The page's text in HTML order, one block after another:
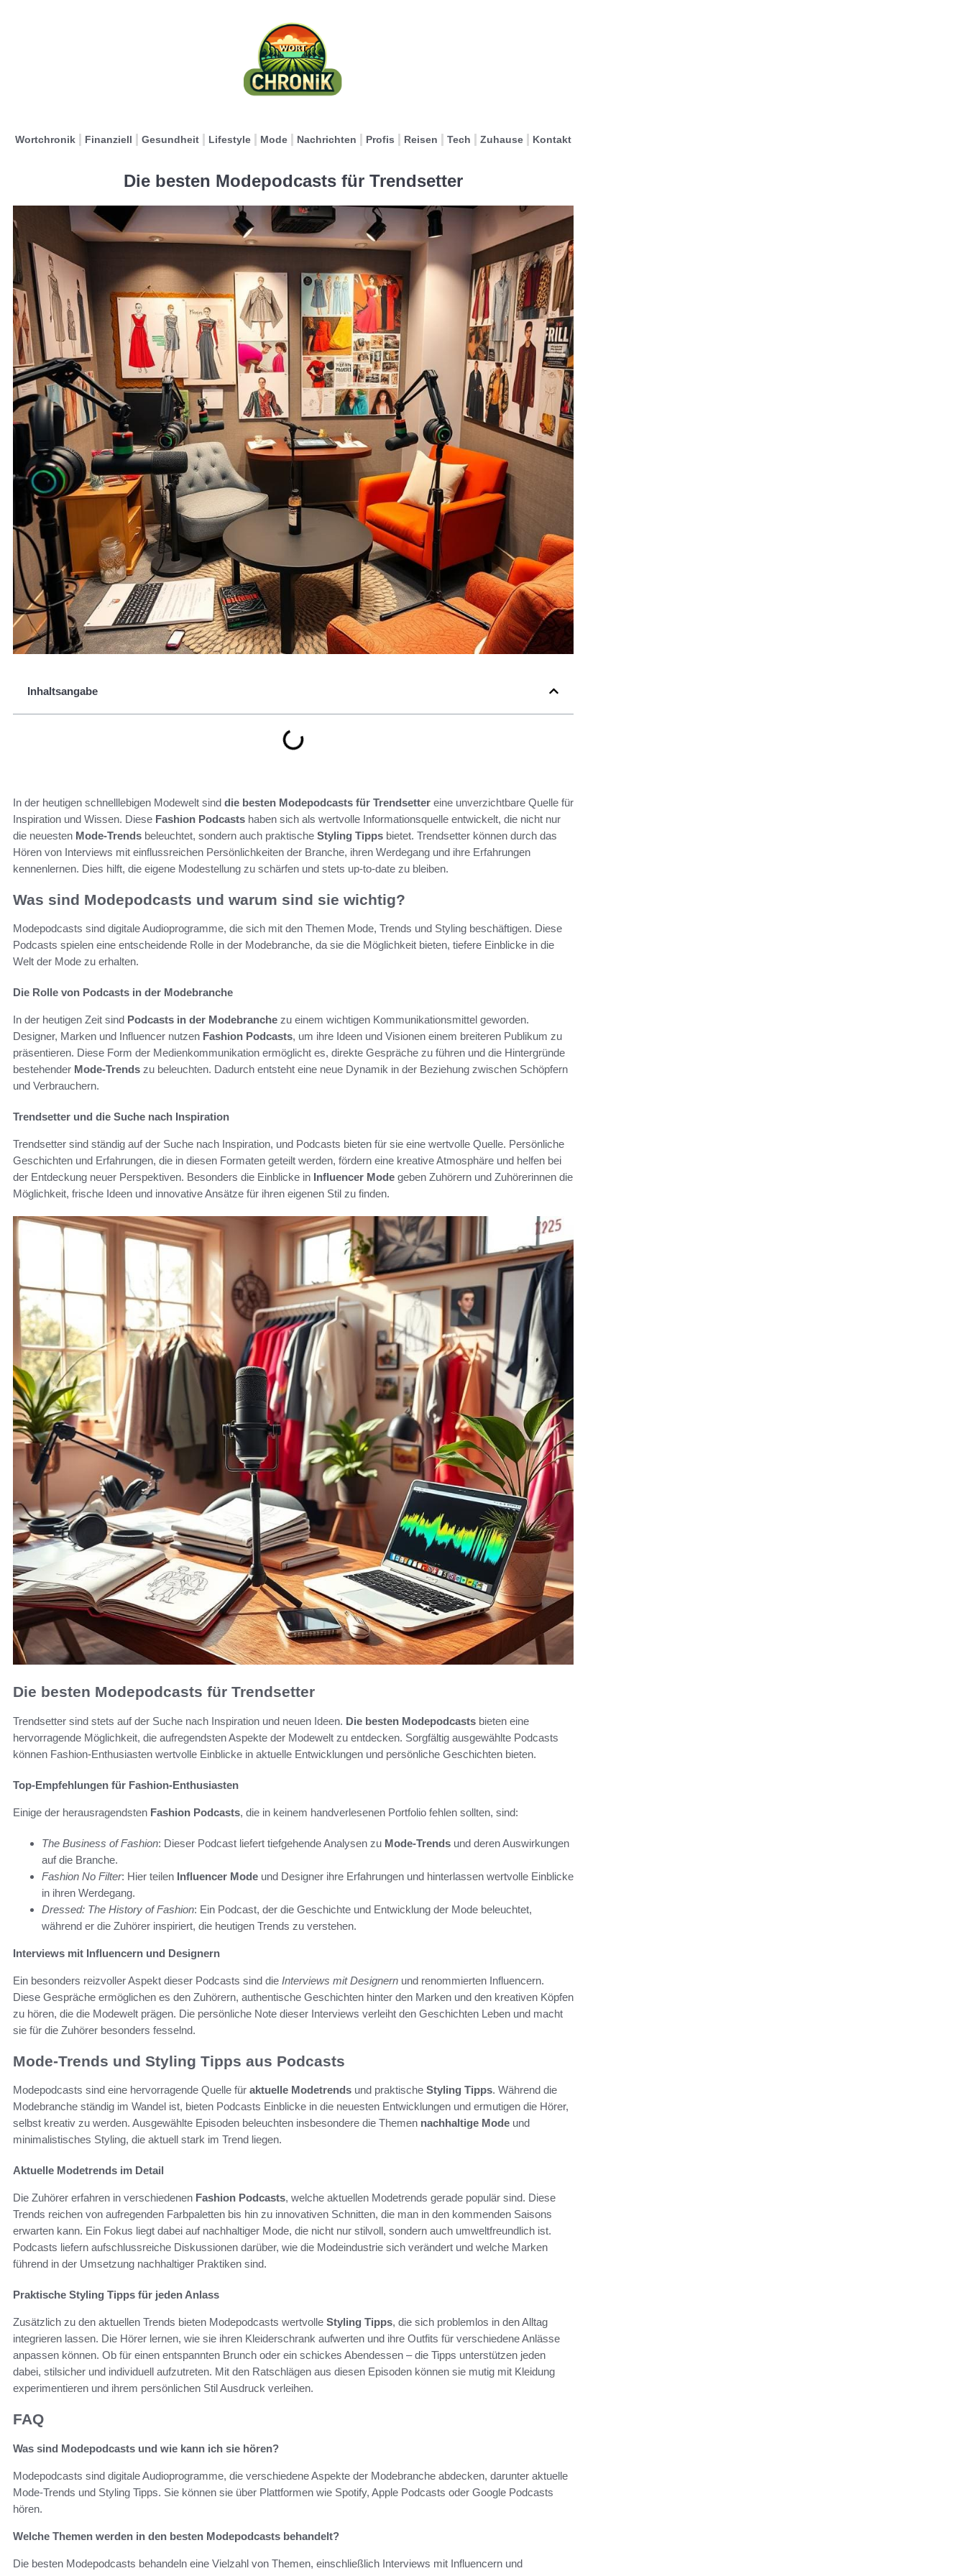
Wortchronik Finanziell Gesundheit Lifestyle Mode Nachrichten Profis Reisen Tech Zuhause Kontakt
Die besten Modepodcasts für Trendsetter
Inhaltsangabe
In der heutigen schnelllebigen Modewelt sind die besten Modepodcasts für Trendsetter eine unverzichtbare Quelle für
Inspiration und Wissen. Diese Fashion Podcasts haben sich als wertvolle Informationsquelle entwickelt, die nicht nur
die neuesten Mode-Trends beleuchtet, sondern auch praktische Styling Tipps bietet. Trendsetter können durch das
Hören von Interviews mit einflussreichen Persönlichkeiten der Branche, ihren Werdegang und ihre Erfahrungen
kennenlernen. Dies hilft, die eigene Modestellung zu schärfen und stets up-to-date zu bleiben.
Was sind Modepodcasts und warum sind sie wichtig?
Modepodcasts sind digitale Audioprogramme, die sich mit den Themen Mode, Trends und Styling beschäftigen. Diese
Podcasts spielen eine entscheidende Rolle in der Modebranche, da sie die Möglichkeit bieten, tiefere Einblicke in die
Welt der Mode zu erhalten.
Die Rolle von Podcasts in der Modebranche
In der heutigen Zeit sind Podcasts in der Modebranche zu einem wichtigen Kommunikationsmittel geworden.
Designer, Marken und Influencer nutzen Fashion Podcasts, um ihre Ideen und Visionen einem breiteren Publikum zu
präsentieren. Diese Form der Medienkommunikation ermöglicht es, direkte Gespräche zu führen und die Hintergründe
bestehender Mode-Trends zu beleuchten. Dadurch entsteht eine neue Dynamik in der Beziehung zwischen Schöpfern
und Verbrauchern.
Trendsetter und die Suche nach Inspiration
Trendsetter sind ständig auf der Suche nach Inspiration, und Podcasts bieten für sie eine wertvolle Quelle. Persönliche
Geschichten und Erfahrungen, die in diesen Formaten geteilt werden, fördern eine kreative Atmosphäre und helfen bei
der Entdeckung neuer Perspektiven. Besonders die Einblicke in Influencer Mode geben Zuhörern und Zuhörerinnen die
Möglichkeit, frische Ideen und innovative Ansätze für ihren eigenen Stil zu finden.
Die besten Modepodcasts für Trendsetter
Trendsetter sind stets auf der Suche nach Inspiration und neuen Ideen. Die besten Modepodcasts bieten eine
hervorragende Möglichkeit, die aufregendsten Aspekte der Modewelt zu entdecken. Sorgfältig ausgewählte Podcasts
können Fashion-Enthusiasten wertvolle Einblicke in aktuelle Entwicklungen und persönliche Geschichten bieten.
Top-Empfehlungen für Fashion-Enthusiasten
Einige der herausragendsten Fashion Podcasts, die in keinem handverlesenen Portfolio fehlen sollten, sind:
The Business of Fashion: Dieser Podcast liefert tiefgehende Analysen zu Mode-Trends und deren Auswirkungen
auf die Branche.
Fashion No Filter: Hier teilen Influencer Mode und Designer ihre Erfahrungen und hinterlassen wertvolle Einblicke
in ihren Werdegang.
Dressed: The History of Fashion: Ein Podcast, der die Geschichte und Entwicklung der Mode beleuchtet,
während er die Zuhörer inspiriert, die heutigen Trends zu verstehen.
Interviews mit Influencern und Designern
Ein besonders reizvoller Aspekt dieser Podcasts sind die Interviews mit Designern und renommierten Influencern.
Diese Gespräche ermöglichen es den Zuhörern, authentische Geschichten hinter den Marken und den kreativen Köpfen
zu hören, die die Modewelt prägen. Die persönliche Note dieser Interviews verleiht den Geschichten Leben und macht
sie für die Zuhörer besonders fesselnd.
Mode-Trends und Styling Tipps aus Podcasts
Modepodcasts sind eine hervorragende Quelle für aktuelle Modetrends und praktische Styling Tipps. Während die
Modebranche ständig im Wandel ist, bieten Podcasts Einblicke in die neuesten Entwicklungen und ermutigen die Hörer,
selbst kreativ zu werden. Ausgewählte Episoden beleuchten insbesondere die Themen nachhaltige Mode und
minimalistisches Styling, die aktuell stark im Trend liegen.
Aktuelle Modetrends im Detail
Die Zuhörer erfahren in verschiedenen Fashion Podcasts, welche aktuellen Modetrends gerade populär sind. Diese
Trends reichen von aufregenden Farbpaletten bis hin zu innovativen Schnitten, die man in den kommenden Saisons
erwarten kann. Ein Fokus liegt dabei auf nachhaltiger Mode, die nicht nur stilvoll, sondern auch umweltfreundlich ist.
Podcasts liefern aufschlussreiche Diskussionen darüber, wie die Modeindustrie sich verändert und welche Marken
führend in der Umsetzung nachhaltiger Praktiken sind.
Praktische Styling Tipps für jeden Anlass
Zusätzlich zu den aktuellen Trends bieten Modepodcasts wertvolle Styling Tipps, die sich problemlos in den Alltag
integrieren lassen. Die Hörer lernen, wie sie ihren Kleiderschrank aufwerten und ihre Outfits für verschiedene Anlässe
anpassen können. Ob für einen entspannten Brunch oder ein schickes Abendessen – die Tipps unterstützen jeden
dabei, stilsicher und individuell aufzutreten. Mit den Ratschlägen aus diesen Episoden können sie mutig mit Kleidung
experimentieren und ihrem persönlichen Stil Ausdruck verleihen.
FAQ
Was sind Modepodcasts und wie kann ich sie hören?
Modepodcasts sind digitale Audioprogramme, die verschiedene Aspekte der Modebranche abdecken, darunter aktuelle
Mode-Trends und Styling Tipps. Sie können sie über Plattformen wie Spotify, Apple Podcasts oder Google Podcasts
hören.
Welche Themen werden in den besten Modepodcasts behandelt?
Die besten Modepodcasts behandeln eine Vielzahl von Themen, einschließlich Interviews mit Influencern und